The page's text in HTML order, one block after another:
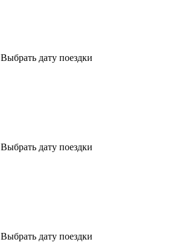
Выбрать дату поездки
Выбрать дату поездки
Выбрать дату поездки